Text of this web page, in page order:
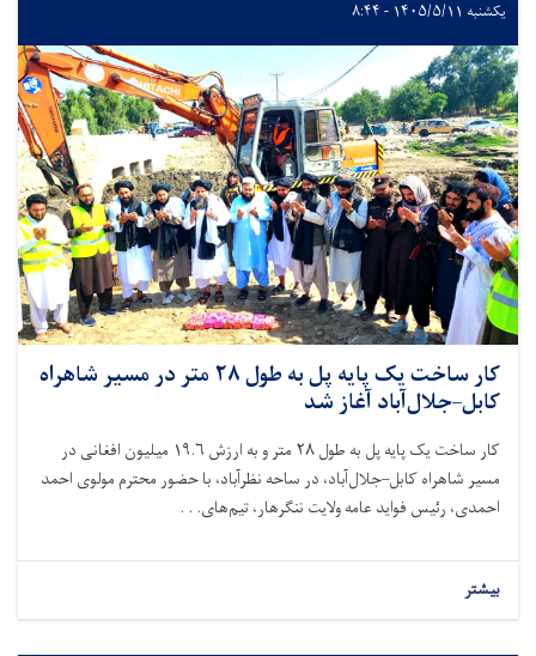
یکشنبه ۱۴۰۵/۵/۱۱ - ۸:۴۴
کار ساخت یک پایه پل به طول ۲۸ متر در مسیر شاهراه
کابل–جلال‌آباد آغاز شد
کار ساخت یک پایه پل به طول۲۸ متر و به ارزش ۱۹.۶ میلیون افغانی در
مسیر شاهراه کابل–جلال‌آباد، در ساحه نظرآباد، با حضور محترم مولوی احمد
احمدی، رئیس فواید عامه ولایت ننگرهار، تیم‌های. . .
بیشتر